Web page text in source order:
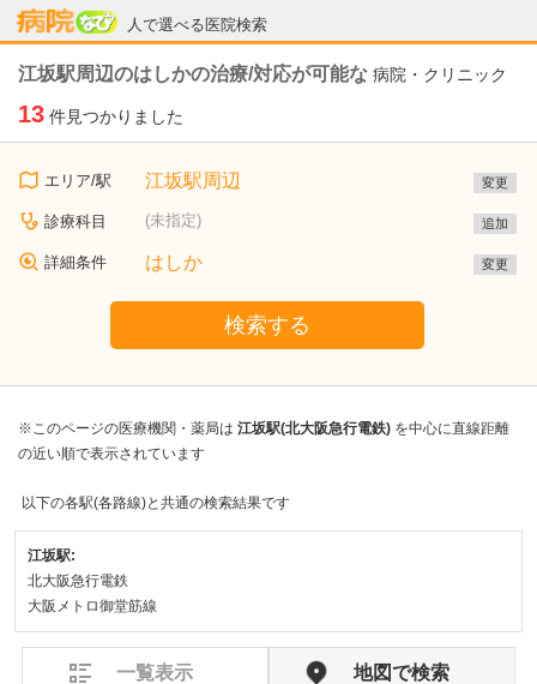
人で選べる医院検索
病院なび
江坂駅周辺のはしかの治療/対応が可能な 病院・クリニック
13 件見つかりました
エリア/駅 江坂駅周辺 変更
診療科目 (未指定) 追加
詳細条件 はしか 変更
検索する
※このページの医療機関・薬局は 江坂駅(北大阪急行電鉄) を中心に直線距離
の近い順で表示されています
以下の各駅(各路線)と共通の検索結果です
江坂駅:
北大阪急行電鉄
大阪メトロ御堂筋線
一覧表示 地図で検索